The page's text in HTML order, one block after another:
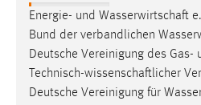
Energie- und Wasserwirtschaft
Bund der verbandlichen
Deutsche Vereinigung des Gas-
Technisch-wissenschaftlicher
Deutsche Vereinigung für